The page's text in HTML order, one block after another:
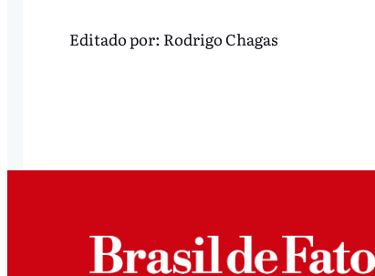
Editado por: Rodrigo Chagas